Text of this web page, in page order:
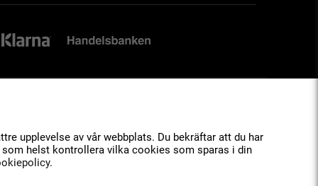
upplevelse av vår webbplats. Du bekräftar att du har
helst kontrollera vilka cookies som sparas i din
.